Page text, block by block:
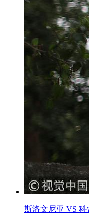
斯洛文尼亚 VS 科